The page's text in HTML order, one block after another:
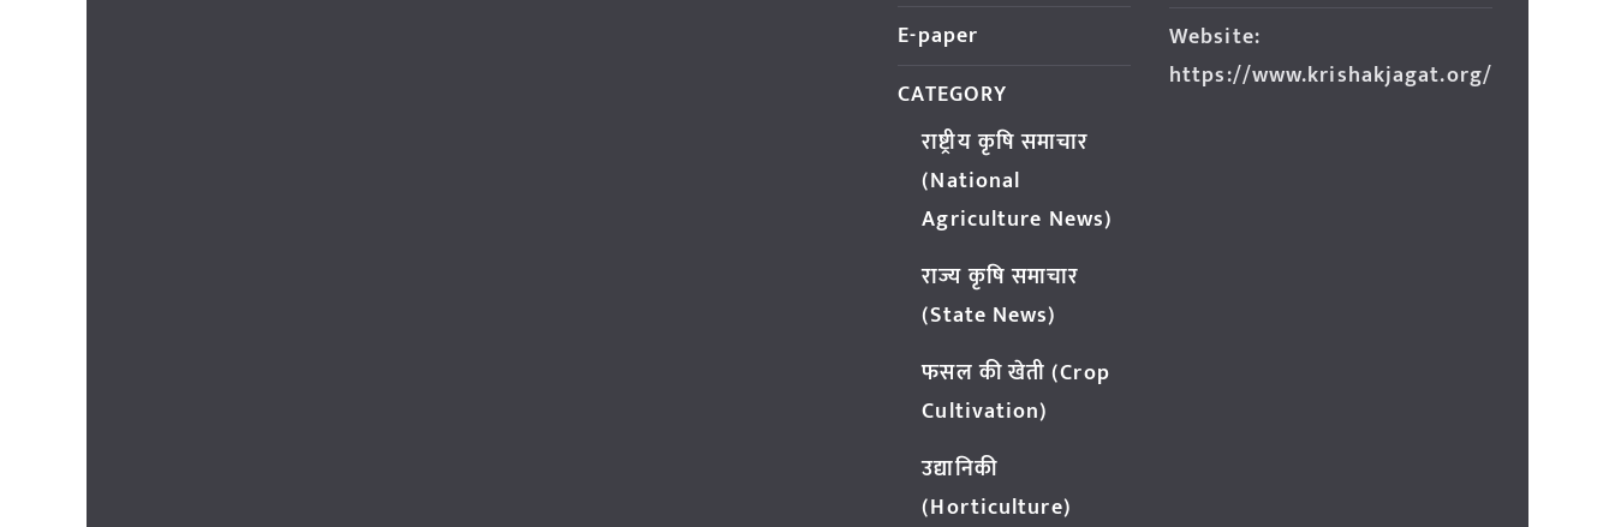
E-paper
CATEGORY
राष्ट्रीय कृषि समाचार
(National
Agriculture News)
राज्य कृषि समाचार
(State News)
फसल की खेती (Crop
Cultivation)
उद्यानिकी
(Horticulture)
Website:
https://www.krishakjagat.org/